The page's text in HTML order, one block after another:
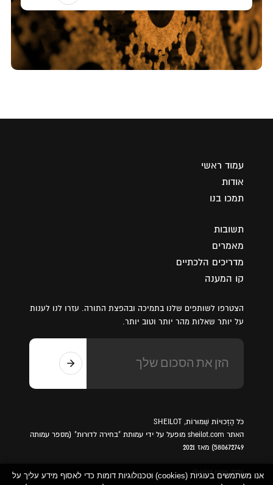
עמוד ראשי
אודות
תמכו בנו
תשובות
מאמרים
מדריכים הלכתיים
קו המענה
הצטרפו לשותפים שלנו בתמיכה ובהפצת התורה. עזרו לנו לענות
על יותר שאלות מהר יותר וטוב יותר.
כֹּל הַזְכוּיוֹת שְׁמוּרוֹת, SHEILOT
האתר sheilot.com מופעל על ידי עמותת "בחירה לדורות" (מספר עמותה
580672749) מאז 2021
sheilot.com 2026
אנו משתמשים בעוגיות (cookies) וטכנולוגיות דומות כדי לאסוף מידע עליך על